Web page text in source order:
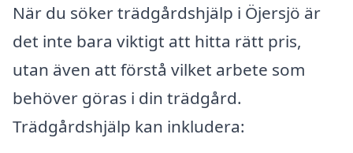
När du söker trädgårdshjälp i Öjersjö är
det inte bara viktigt att hitta rätt pris,
utan även att förstå vilket arbete som
behöver göras i din trädgård.
Trädgårdshjälp kan inkludera: